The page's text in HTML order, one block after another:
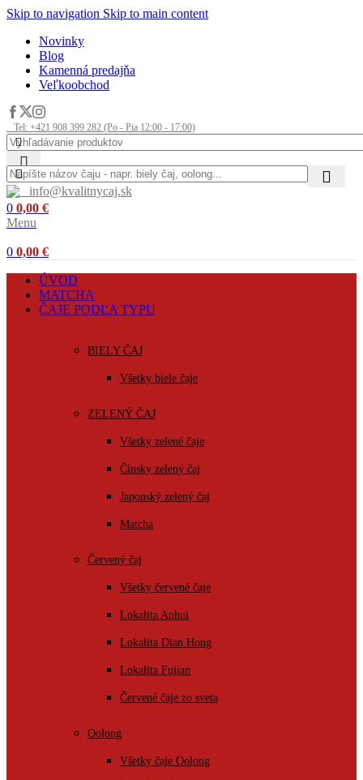
Skip to navigation Skip to main content
Novinky
Blog
Kamenná predajňa
Veľkoobchod
Tel: +421 908 399 282 (Po - Pia 12:00 - 17:00)
info@kvalitnycaj.sk
0 0,00 €
Menu
0 0,00 €
ÚVOD
MATCHA
ČAJE PODĽA TYPU
BIELY ČAJ
Všetky biele čaje
ZELENÝ ČAJ
Všetky zelené čaje
Čínsky zelený čaj
Japonský zelený čaj
Matcha
Červený čaj
Všetky červené čaje
Lokalita Anhui
Lokalita Dian Hong
Lokalita Fujian
Červené čaje zo sveta
Oolong
Všetky čaje Oolong